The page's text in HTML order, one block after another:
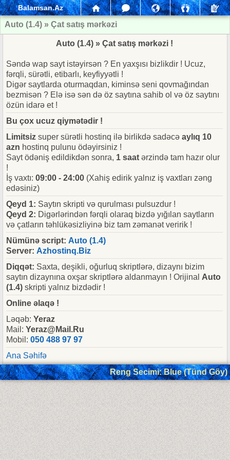
Balamsan.Az
Auto (1.4) » Çat satış mərkəzi
Auto (1.4) » Çat satış mərkəzi !
Səndə wap sayt istəyirsən ? En yaxşısı bizlikdir ! Ucuz,
fərqli, sürətli, etibarlı, keyfiyyətli !
Digər saytlarda oturmaqdan, kiminsə seni qovmağından
bezmisən ? Elə isə sən də öz saytına sahib ol və öz saytını
özün idarə et !
Bu çox ucuz qiymətədir !
Limitsiz super sürətli hostinq ilə birlikdə sadəcə aylıq 10
azn hostinq pulunu ödəyirsiniz !
Sayt ödəniş edildikdən sonra, 1 saat ərzində tam hazır olur
!
İş vaxtı: 09:00 - 24:00 (Xahiş edirik yalnız iş vaxtları zəng
edəsiniz)
Qeyd 1: Saytın skripti və qurulması pulsuzdur !
Qeyd 2: Digərlərindən fərqli olaraq bizdə yığılan saytların
və çatların təhlükəsizliyinə biz tam zəmanət veririk !
Nümünə script: Auto (1.4)
Server: Azhostinq.Biz
Diqqət: Saxta, deşikli, oğurluq skriptlərə, dizaynı bizim
saytın dizaynına oxşar skriptlərə aldanmayın ! Orijinal Auto
(1.4) skripti yalnız bizdədir !
Online əlaqə !
Ləqəb: Yeraz
Mail: Yeraz@Mail.Ru
Mobil: 050 488 97 97
Ana Səhifə
Reng Secimi: Blue (Tünd Göy)